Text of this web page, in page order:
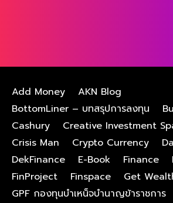
Add Money
AKN Blog
BottomLiner – บทสรุปการลงทุน
Cashury
Creative Investment
Crisis Man
Crypto Currency
DekFinance
E-Book Finance
FinProject
Finspace
Get
GPF กองทุนบําเหน็จบํานาญข้าราชการ